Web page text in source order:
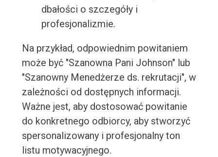
dbałości o szczegóły i
profesjonalizmie.
Na przykład, odpowiednim powitaniem
może być "Szanowna Pani Johnson" lub
"Szanowny Menedżerze ds. rekrutacji", w
zależności od dostępnych informacji.
Ważne jest, aby dostosować powitanie
do konkretnego odbiorcy, aby stworzyć
spersonalizowany i profesjonalny ton
listu motywacyjnego.